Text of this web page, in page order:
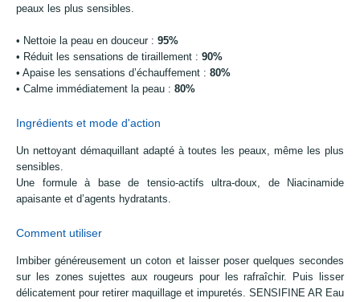
peaux les plus sensibles.
• Nettoie la peau en douceur : 95%
• Réduit les sensations de tiraillement : 90%
• Apaise les sensations d’échauffement : 80%
• Calme immédiatement la peau : 80%
Ingrédients et mode d'action
Un nettoyant démaquillant adapté à toutes les peaux, même les plus
sensibles.
Une formule à base de tensio-actifs ultra-doux, de Niacinamide
apaisante et d’agents hydratants.
Comment utiliser
Imbiber généreusement un coton et laisser poser quelques secondes
sur les zones sujettes aux rougeurs pour les rafraîchir. Puis lisser
délicatement pour retirer maquillage et impuretés. SENSIFINE AR Eau